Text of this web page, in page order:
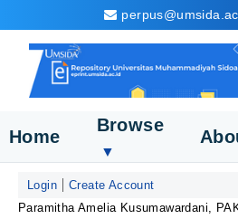
Home
Browse
▼
Login
Create Account
Paramitha Amelia Kusumawardani,